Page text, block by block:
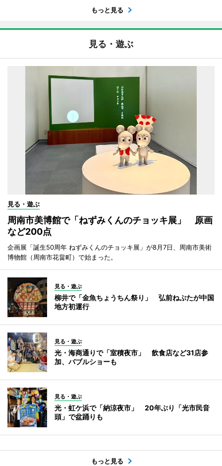
もっと見る
見る・遊ぶ
見る・遊ぶ
周南市美博館で「ねずみくんのチョッキ展」 原画
など200点
企画展「誕生50周年 ねずみくんのチョッキ展」が8月7日、周南市美術
博物館（周南市花畠町）で始まった。
見る・遊ぶ
柳井で「金魚ちょうちん祭り」 弘前ねぷたが中国
地方初運行
見る・遊ぶ
光・海商通りで「室積夜市」 飲食店など31店参
加、バブルショーも
見る・遊ぶ
光・虹ケ浜で「納涼夜市」 20年ぶり「光市民音
頭」で盆踊りも
もっと見る